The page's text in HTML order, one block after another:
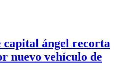
ángel recorta
nuevo vehículo de